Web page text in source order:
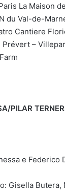
La Maison
du Val-de-
Cantiere
Prévert –
PILAR
e Federico
Gisella